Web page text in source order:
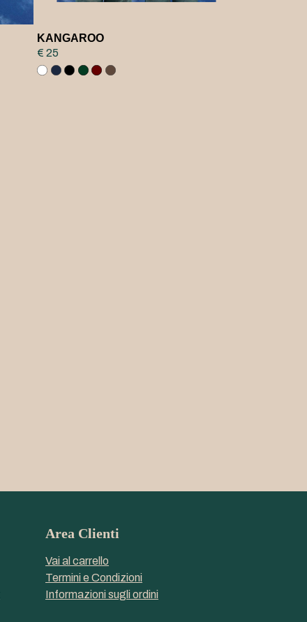
KANGAROO
€ 25
Area Clienti
Vai al carrello
Termini e Condizioni
Informazioni sugli ordini